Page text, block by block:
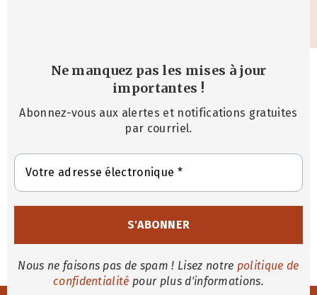
Ne manquez pas les mises à jour
importantes !
Abonnez-vous aux alertes et notifications gratuites
par courriel.
Nous ne faisons pas de spam ! Lisez notre politique de
confidentialité pour plus d'informations.